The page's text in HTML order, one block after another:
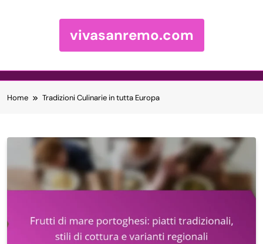
vivasanremo.com
Home Tradizioni Culinarie in tutta Europa